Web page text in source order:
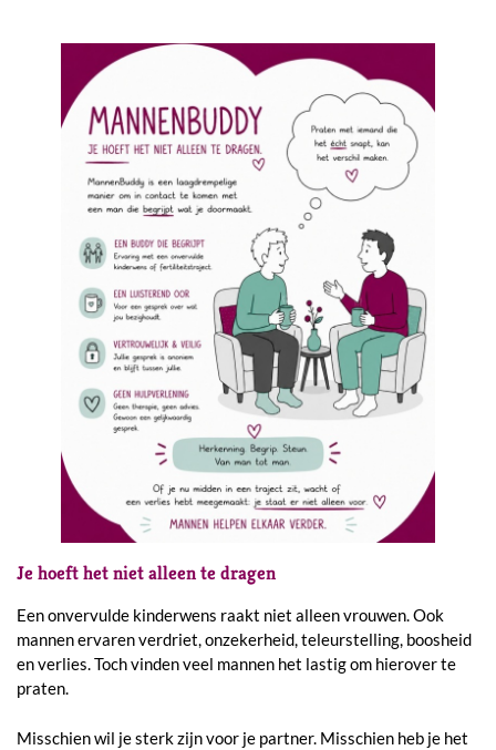
Je hoeft het niet alleen te dragen
Een onvervulde kinderwens raakt niet alleen vrouwen. Ook
mannen ervaren verdriet, onzekerheid, teleurstelling, boosheid
en verlies. Toch vinden veel mannen het lastig om hierover te
praten.
Misschien wil je sterk zijn voor je partner. Misschien heb je het